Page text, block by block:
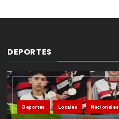
DEPORTES
Deportes Locales Nacionales